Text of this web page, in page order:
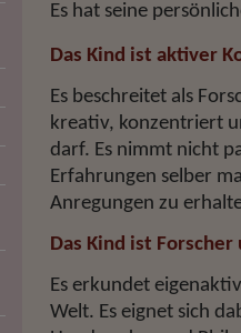
Es hat seine
Das Kind ist aktiver
Es beschreitet als
kreativ, konzentriert
darf. Es nimmt nicht
Erfahrungen selber
Anregungen zu
Das Kind ist
Es erkundet
Welt. Es eignet sich